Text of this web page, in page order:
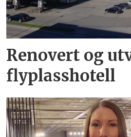
Renovert og
flyplasshotell